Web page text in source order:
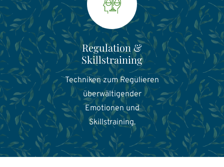
Regulation &
Skillstraining
Techniken zum Regulieren
überwältigender
Emotionen und
Skillstraining.